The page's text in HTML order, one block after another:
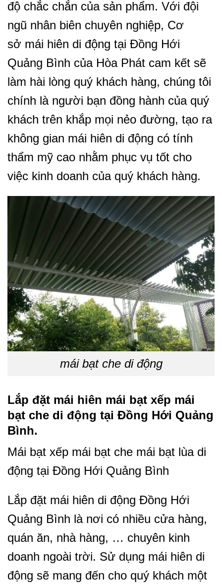
độ chắc chắn của sản phẩm. Với đội
ngũ nhân biên chuyên nghiệp, Cơ
sở mái hiên di động tại Đồng Hới
Quảng Bình của Hòa Phát cam kết sẽ
làm hài lòng quý khách hàng, chúng tôi
chính là người bạn đồng hành của quý
khách trên khắp mọi nẻo đường, tạo ra
không gian mái hiên di động có tính
thẩm mỹ cao nhằm phục vụ tốt cho
việc kinh doanh của quý khách hàng.
mái bạt che di động
Lắp đặt mái hiên mái bạt xếp mái
bạt che di động tại Đồng Hới Quảng
Bình.
Mái bạt xếp mái bạt che mái bạt lùa di
động tại Đồng Hới Quảng Bình
Lắp đặt mái hiên di động Đồng Hới
Quảng Bình là nơi có nhiều cửa hàng,
quán ăn, nhà hàng, … chuyên kinh
doanh ngoài trời. Sử dụng mái hiên di
động sẽ mang đến cho quý khách một